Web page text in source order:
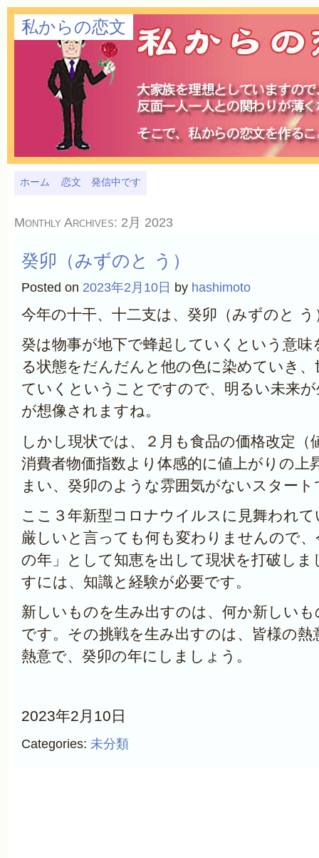
私からの恋文
ホーム 恋文 発信中です
Monthly Archives: 2月 2023
癸卯（みずのと う）
Posted on 2023年2月10日 by hashimoto
今年の十干、十二支は、 癸卯（みずのと う
癸は物事が地下で蜂起していくという意味
る状態をだんだんと他の色に染めていき
ていくということですので、明るい未来
が想像されますね。
しかし現状では、２月も食品の価格改定（
消費者物価指数より体感的に値上がりの上
まい、癸卯のような雰囲気がないスタート
ここ３年新型コロナウイルスに見舞われ
厳しいと言っても何も変わりませんので
の年」として知恵を出して現状を打破しま
すには、知識と経験が必要です。
新しいものを生み出すのは、何か新しい
です。その挑戦を生み出すのは、皆様の熱
熱意で、癸卯の年にしましょう。
2023年2月10日
Categories: 未分類